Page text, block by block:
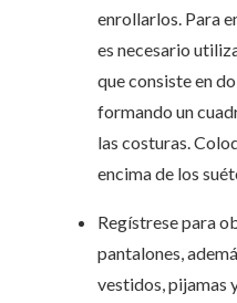
enrollarlos. Para
es necesario
que consiste en
formando un
las costuras.
encima de los
Regístrese para
pantalones,
vestidos, pijamas